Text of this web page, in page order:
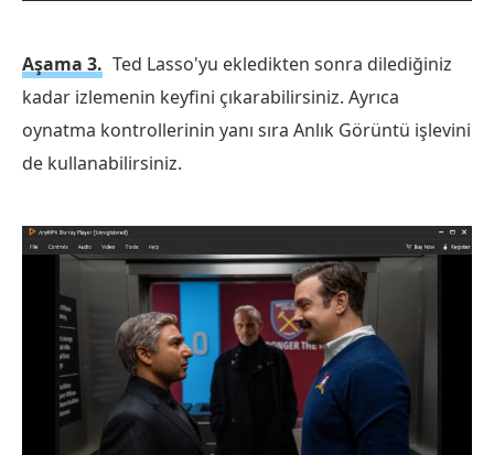
Aşama 3. Ted Lasso'yu ekledikten sonra dilediğiniz
kadar izlemenin keyfini çıkarabilirsiniz. Ayrıca
oynatma kontrollerinin yanı sıra Anlık Görüntü işlevini
de kullanabilirsiniz.